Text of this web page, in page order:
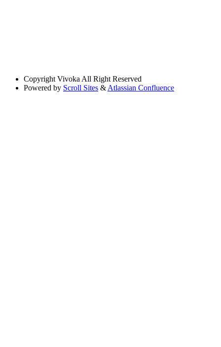
Copyright Vivoka All Right Reserved
Powered by Scroll Sites & Atlassian Confluence